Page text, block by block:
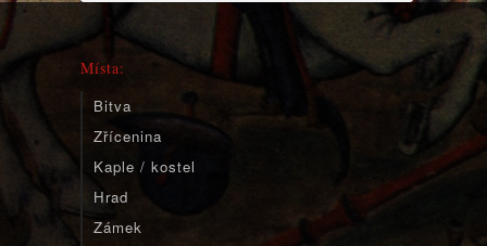
Místa:
Bitva
Zřícenina
Kaple / kostel
Hrad
Zámek